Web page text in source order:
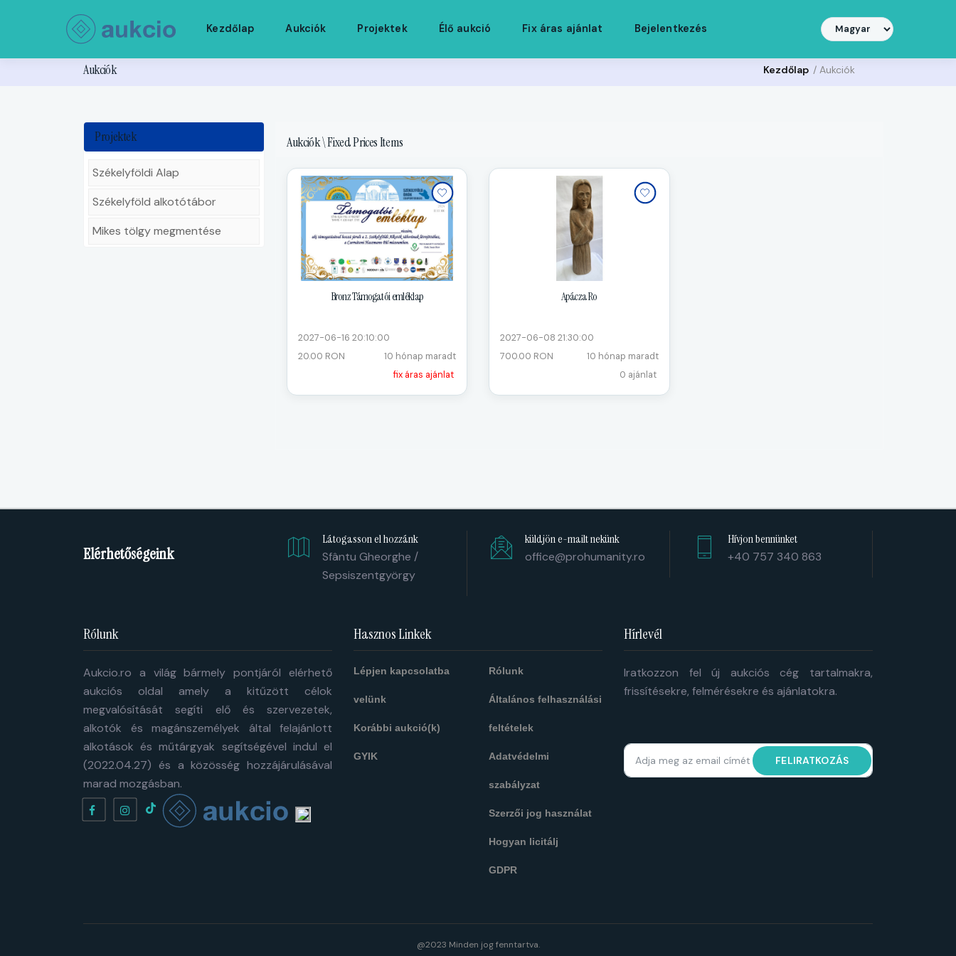
Kezdőlap Aukciók Projektek Élő aukció Fix áras ajánlat Bejelentkezés
Aukciók Kezdőlap / Aukciók
Projektek
Székelyföldi Alap
Székelyföld alkotótábor
Mikes tölgy megmentése
Aukciók \ Fixed Prices Items
Bronz Támogatói emléklap
2027-06-16 20:10:00
10 hónap maradt
20.00 RON
fix áras ajánlat
Apácza Ro
2027-06-08 21:30:00
10 hónap maradt
700.00 RON
0 ajánlat
Elérhetőségeink
Látogasson el hozzánk
Sfântu Gheorghe /
Sepsiszentgyörgy
küldjön e-mailt nekünk
office@prohumanity.ro
Hívjon bennünket
+40 757 340 863
Rólunk
Aukcio.ro a világ bármely pontjáról elérhető
aukciós oldal amely a kitűzött célok
megvalósítását segíti elő és szervezetek,
alkotók és magánszemélyek által felajánlott
alkotások és műtárgyak segítségével indul el
(2022.04.27) és a közösség hozzájárulásával
marad mozgásban.
Hasznos Linkek
Lépjen kapcsolatba
velünk
Korábbi aukció(k)
GYIK
Rólunk
Általános felhasználási
feltételek
Adatvédelmi
szabályzat
Szerzői jog használat
Hogyan licitálj
GDPR
Hírlevél
Iratkozzon fel új aukciós cég tartalmakra,
frissítésekre, felmérésekre és ajánlatokra.
FELIRATKOZÁS
@2023 Minden jog fenntartva.